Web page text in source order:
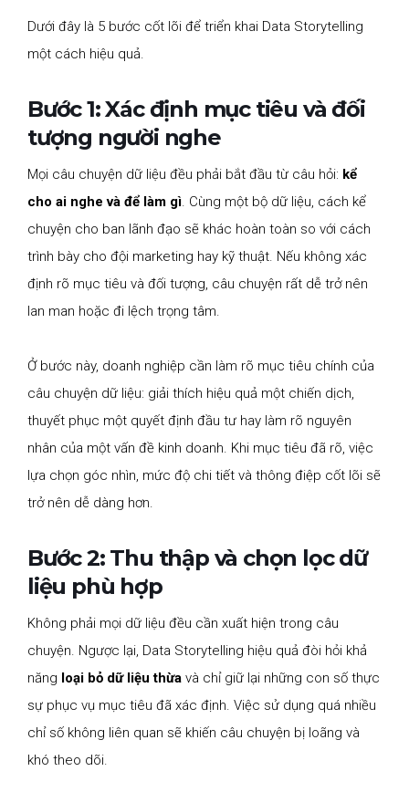
Dưới đây là 5 bước cốt lõi để triển khai Data Storytelling
một cách hiệu quả.
Bước 1: Xác định mục tiêu và đối
tượng người nghe
Mọi câu chuyện dữ liệu đều phải bắt đầu từ câu hỏi: kể
cho ai nghe và để làm gì. Cùng một bộ dữ liệu, cách kể
chuyện cho ban lãnh đạo sẽ khác hoàn toàn so với cách
trình bày cho đội marketing hay kỹ thuật. Nếu không xác
định rõ mục tiêu và đối tượng, câu chuyện rất dễ trở nên
lan man hoặc đi lệch trọng tâm.
Ở bước này, doanh nghiệp cần làm rõ mục tiêu chính của
câu chuyện dữ liệu: giải thích hiệu quả một chiến dịch,
thuyết phục một quyết định đầu tư hay làm rõ nguyên
nhân của một vấn đề kinh doanh. Khi mục tiêu đã rõ, việc
lựa chọn góc nhìn, mức độ chi tiết và thông điệp cốt lõi sẽ
trở nên dễ dàng hơn.
Bước 2: Thu thập và chọn lọc dữ
liệu phù hợp
Không phải mọi dữ liệu đều cần xuất hiện trong câu
chuyện. Ngược lại, Data Storytelling hiệu quả đòi hỏi khả
năng loại bỏ dữ liệu thừa và chỉ giữ lại những con số thực
sự phục vụ mục tiêu đã xác định. Việc sử dụng quá nhiều
chỉ số không liên quan sẽ khiến câu chuyện bị loãng và
khó theo dõi.